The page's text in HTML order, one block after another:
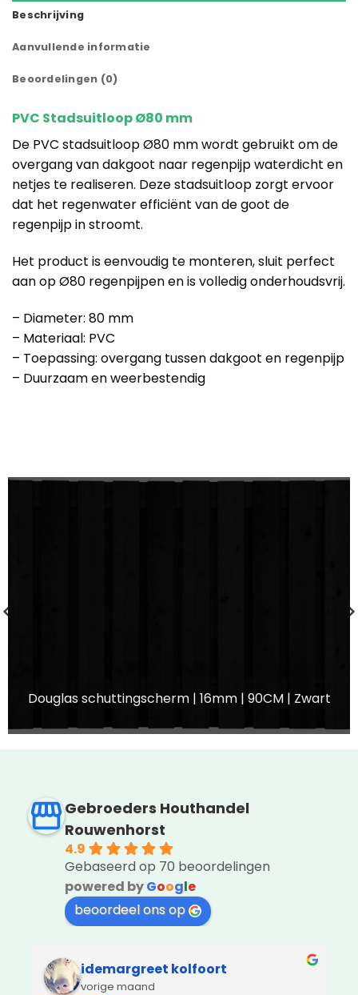
Beschrijving
Aanvullende informatie
Beoordelingen (0)
PVC Stadsuitloop Ø80 mm
De PVC stadsuitloop Ø80 mm wordt gebruikt om de
overgang van dakgoot naar regenpijp waterdicht en
netjes te realiseren. Deze stadsuitloop zorgt ervoor
dat het regenwater efficiënt van de goot de
regenpijp in stroomt.
Het product is eenvoudig te monteren, sluit perfect
aan op Ø80 regenpijpen en is volledig onderhoudsvrij.
– Diameter: 80 mm
– Materiaal: PVC
– Toepassing: overgang tussen dakgoot en regenpijp
– Duurzaam en weerbestendig
Douglas schuttingscherm | 16mm | 90CM | Zwart
Gebroeders Houthandel
Rouwenhorst
4.9
Gebaseerd op 70 beoordelingen
powered byGoogle
beoordeel ons op
idemargreet kolfoort
vorige maand